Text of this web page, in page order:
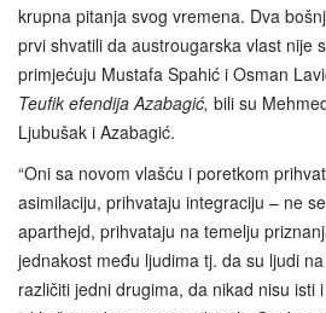
krupna pitanja svog vremena. Dva
prvi shvatili da austrougarska vlast nije
primjećuju Mustafa Spahić i Osman
Teufik efendija Azabagić, bili su
Ljubušak i Azabagić.
“Oni sa novom vlašću i poretkom
asimilaciju, prihvataju integraciju – ne
aparthejd, prihvataju na temelju
jednakost među ljudima tj. da su ljudi
različiti jedni drugima, da nikad nisu isti